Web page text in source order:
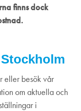
finns dock
eller besök vår
om aktuella och
i